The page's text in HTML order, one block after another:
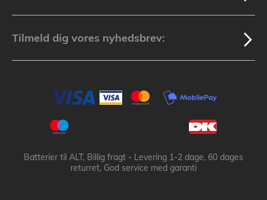
Tilmeld dig vores nyhedsbrev:
Batterier til ALT, Billig fragt - Levering 1-2 dage, 60 dages
returret, God service med garanti